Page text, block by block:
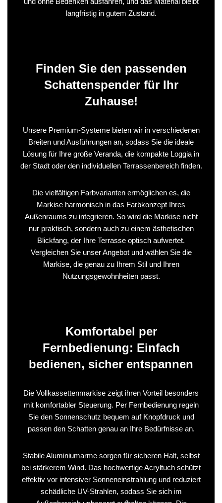
langfristig in gutem Zustand.
Finden Sie den passenden
Schattenspender für Ihr
Zuhause!
Unsere Premium-Systeme bieten wir in verschiedenen
Breiten und Ausführungen an, sodass Sie die ideale
Lösung für Ihre große Veranda, die kompakte Loggia in
der Stadt oder den individuellen Terrassenbereich finden.
Die vielfältigen Farbvarianten ermöglichen es, die
Markise harmonisch in das Farbkonzept Ihres
Außenraums zu integrieren. So wird die Markise nicht
nur praktisch, sondern auch zu einem ästhetischen
Blickfang, der Ihre Terrasse optisch aufwertet.
Vergleichen Sie unser Angebot und wählen Sie die
Markise, die genau zu Ihrem Stil und Ihren
Nutzungsgewohnheiten passt.
Komfortabel per
Fernbedienung: Einfach
bedienen, sicher entspannen
Die Vollkassettenmarkise zeigt ihren Vorteil besonders
mit komfortabler Steuerung. Per Fernbedienung regeln
Sie den Sonnenschutz bequem auf Knopfdruck und
passen den Schatten genau an Ihre Bedürfnisse an.
Stabile Aluminiumarme sorgen für sicheren Halt, selbst
bei stärkerem Wind. Das hochwertige Acryltuch schützt
effektiv vor intensiver Sonneneinstrahlung und reduziert
schädliche UV-Strahlen, sodass Sie sich im